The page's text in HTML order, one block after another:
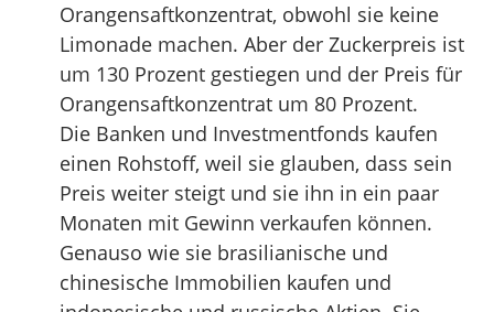
Orangensaftkonzentrat, obwohl sie keine
Limonade machen. Aber der Zuckerpreis ist
um 130 Prozent gestiegen und der Preis für
Orangensaftkonzentrat um 80 Prozent.
Die Banken und Investmentfonds kaufen
einen Rohstoff, weil sie glauben, dass sein
Preis weiter steigt und sie ihn in ein paar
Monaten mit Gewinn verkaufen können.
Genauso wie sie brasilianische und
chinesische Immobilien kaufen und